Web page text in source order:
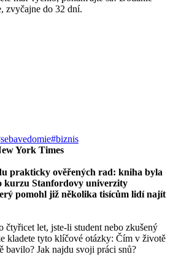
zvyčajne do 32 dní.
#biznis
York Times
prakticky ověřených rad: kniha byla
kurzu Stanfordovy univerzity
pomohl již několika tisícům lidí najít
čtyřicet let, jste-li student nebo zkušený
kladete tyto klíčové otázky: Čím v životě
bavilo? Jak najdu svoji práci snů?